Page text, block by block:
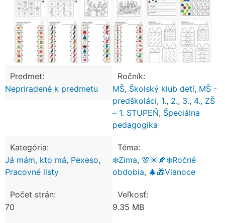
Predmet:
Nepriradené k predmetu
Ročník:
MŠ, Školský klub detí, MŠ -
predškoláci, 1., 2., 3., 4., ZŠ
– 1. STUPEŇ, Špeciálna
pedagogika
Kategória:
Já mám, kto má, Pexeso,
Pracovné listy
Téma:
❄️Zima, 🌸☀️🍂❄️Ročné
obdobia, 🎄🎁Vianoce
Počet strán:
70
Veľkosť:
9.35 MB